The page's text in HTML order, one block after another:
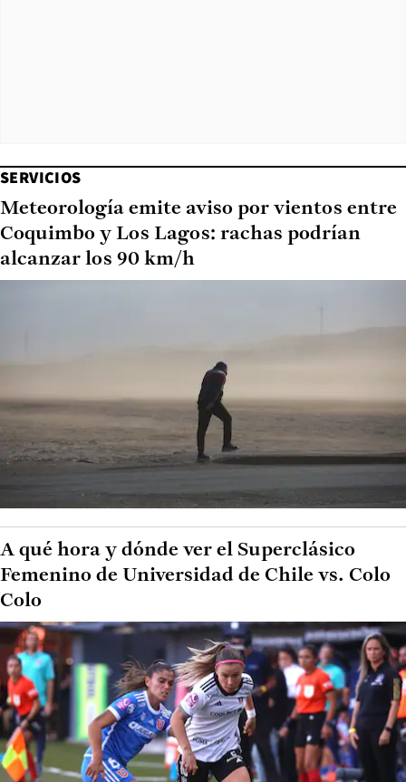
SERVICIOS
Meteorología emite aviso por vientos entre
Coquimbo y Los Lagos: rachas podrían
alcanzar los 90 km/h
A qué hora y dónde ver el Superclásico
Femenino de Universidad de Chile vs. Colo
Colo